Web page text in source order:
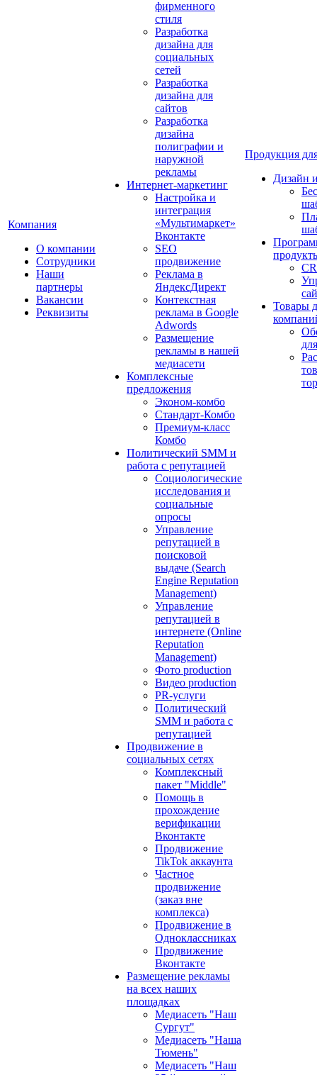
Компания
О компании
Сотрудники
Наши
партнеры
Вакансии
Реквизиты
фирменного
стиля
Разработка
дизайна для
социальных
сетей
Разработка
дизайна для
сайтов
Разработка
дизайна
полиграфии и
наружной
рекламы
Интернет-маркетинг
Настройка и
интеграция
«Мультимаркет»
Вконтакте
SEO
продвижение
Реклама в
ЯндексДирект
Контекстная
реклама в Google
Adwords
Размещение
рекламы в нашей
медиасети
Комплексные
предложения
Эконом-комбо
Стандарт-Комбо
Премиум-класс
Комбо
Политический SMM и
работа с репутацией
Социологические
исследования и
социальные
опросы
Управление
репутацией в
поисковой
выдаче (Search
Engine Reputation
Management)
Управление
репутацией в
интернете (Online
Reputation
Management)
Фото production
Видео production
PR-услуги
Политический
SMM и работа с
репутацией
Продвижение в
социальных сетях
Комплексный
пакет "Middle"
Помощь в
прохождение
верификации
Вконтакте
Продвижение
TikTok аккаунта
Частное
продвижение
(заказ вне
комплекса)
Продвижение в
Одноклассниках
Продвижение
Вконтакте
Размещение рекламы
на всех наших
площадках
Медиасеть "Наш
Сургут"
Медиасеть "Наша
Тюмень"
Медиасеть "Наш
Продукция
Дизайн
Товары